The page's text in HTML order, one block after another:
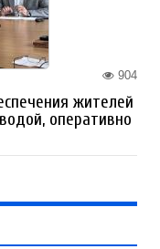
904
жителей
оперативно